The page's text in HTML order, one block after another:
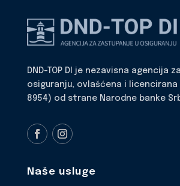
DND-TOP DI je nezavisna agencija
osiguranju, ovlašćena i licencirana
8954) od strane Narodne banke
Naše usluge